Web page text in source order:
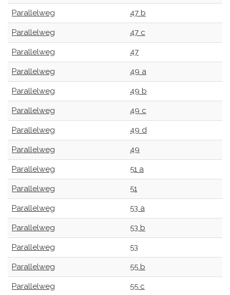
Parallelweg 47 b
Parallelweg 47 c
Parallelweg 47
Parallelweg 49 a
Parallelweg 49 b
Parallelweg 49 c
Parallelweg 49 d
Parallelweg 49
Parallelweg 51 a
Parallelweg 51
Parallelweg 53 a
Parallelweg 53 b
Parallelweg 53
Parallelweg 55 b
Parallelweg 55 c